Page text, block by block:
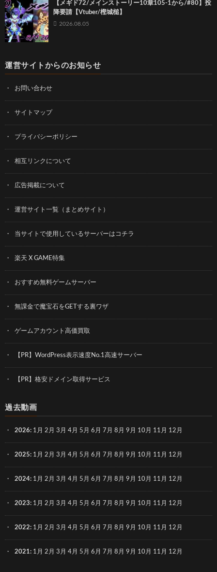
【メギド72/メインストーリー10章105-1から/#80】投
降要請【Vtuber/樫城槌】
2026.08.05
運営サイトからのお知らせ
お問い合わせ
サイトマップ
プライバシーポリシー
相互リンクについて
広告掲載について
運営サイト一覧（まとめサイト）
当サイトで使用しているサーバーはコチラ
楽天 X GAME特集
おすすめ無料ゲームサーバー
無課金で魔宝石をGETする裏ワザ
ゲームアカウント高価買取
【PR】WordPress表示速度No.1高速サーバー
【PR】格安ドメイン取得サービス
過去動画
2026: 1月 2月 3月 4月 5月 6月 7月 8月 9月 10月 11月 12月
2025: 1月 2月 3月 4月 5月 6月 7月 8月 9月 10月 11月 12月
2024: 1月 2月 3月 4月 5月 6月 7月 8月 9月 10月 11月 12月
2023: 1月 2月 3月 4月 5月 6月 7月 8月 9月 10月 11月 12月
2022: 1月 2月 3月 4月 5月 6月 7月 8月 9月 10月 11月 12月
2021: 1月 2月 3月 4月 5月 6月 7月 8月 9月 10月 11月 12月